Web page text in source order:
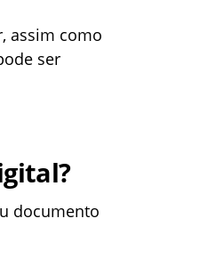
assim como
ser
documento